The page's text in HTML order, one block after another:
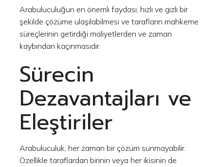
Arabuluculuğun en önemli faydası, hızlı ve gizli bir
şekilde çözüme ulaşılabilmesi ve tarafların mahkeme
süreçlerinin getirdiği maliyetlerden ve zaman
kaybından kaçınmasıdır.
Sürecin
Dezavantajları ve
Eleştiriler
Arabuluculuk, her zaman bir çözüm sunmayabilir.
Özellikle taraflardan birinin veya her ikisinin de